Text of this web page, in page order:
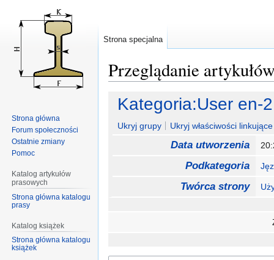
Przeglądanie
Przejdź
nawigacji
Przejdź
wyszukiwania
Kategoria:User en-2
Ukryj grupy Ukryj właściwości
Data utworzenia
Podkategoria
Twórca strony
Strona specjalna
Strona główna
Forum społeczności
Ostatnie zmiany
Pomoc
Katalog artykułów
prasowych
Strona główna katalogu
prasy
Katalog książek
Strona główna katalogu
książek